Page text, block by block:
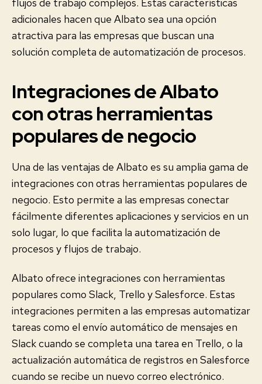
adicionales hacen que Albato sea una opción
atractiva para las empresas que buscan una
solución completa de automatización de procesos.
Integraciones de Albato
con otras herramientas
populares de negocio
Una de las ventajas de Albato es su amplia gama de
integraciones con otras herramientas populares de
negocio. Esto permite a las empresas conectar
fácilmente diferentes aplicaciones y servicios en un
solo lugar, lo que facilita la automatización de
procesos y flujos de trabajo.
Albato ofrece integraciones con herramientas
populares como Slack, Trello y Salesforce. Estas
integraciones permiten a las empresas automatizar
tareas como el envío automático de mensajes en
Slack cuando se completa una tarea en Trello, o la
actualización automática de registros en Salesforce
cuando se recibe un nuevo correo electrónico.